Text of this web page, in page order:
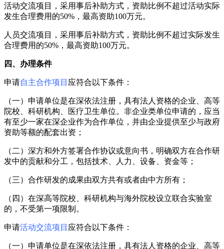
活动交流项目， 采用事后补助方式， 资助比例不超过活动实际
发生合理费用的50%，最高资助100万元。
人员交流项目 ， 采用事后补助方式， 资助比例不超过实际发生
合理费用的50%，最高资助100万元。
四、办理条件
申请自主合作项目 应符合以下条件：
（一）申请单位是在深依法注册，具有法人资格的企业、高等
院校、科研机构、医疗卫生单位。非企业类单位申请的，应当
有至少一家在深企业作为合作单位，并由企业提供至少与政府
资助等额的配套出资；
（二）深方和外方签署合作协议或意向书，明确双方在合作研
发中的贡献和分工，包括技术、人力、设备、资金等；
（三）合作研发的成果由双方共有或者由中方所有；
（四）在深高等院校、科研机构与海外院校设立联合实验室
的，不受第一项限制。
申请活动交流项目 应符合以下条件：
（一）申请单位是在深依法注册，具有法人资格的企业、高等